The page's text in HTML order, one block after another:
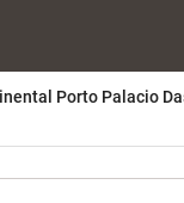
Porto Palacio